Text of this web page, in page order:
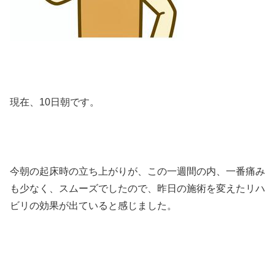
現在、10日朝です。
今朝の起床時の立ち上がりが、この一週間の内、一番痛み
も少なく、スムーズでしたので、昨日の施術を変えたリハ
ビリの効果が出ていると感じました。